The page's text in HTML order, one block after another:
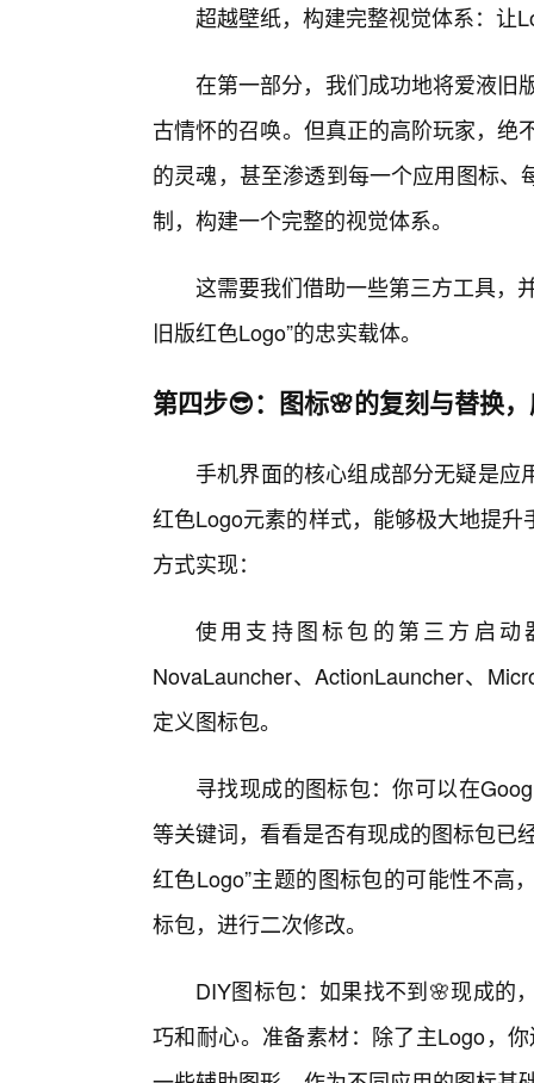
超越壁纸，构建完整视觉体系：让
在第一部分，我们成功地将爱液旧
古情怀的召唤。但真正的高阶玩家，绝
的灵魂，甚至渗透到每一个应用图标
制，构建一个完整的视觉体系。
这需要我们借助一些第三方工具，
旧版红色Logo”的忠实载体。
第四步😎：图标🌸的复刻与替换
手机界面的核心组成部分无疑是应
红色Logo元素的样式，能够极大地提
方式实现：
使用支持图标包的第三方启
NovaLauncher、ActionLauncher、
定义图标包。
寻找现成的图标包：你可以在
等关键词，看看是否有现成的图标包已
红色Logo”主题的图标包的可能性不高
标包，进行二次修改。
DIY图标包：如果找不到🌸现成的
巧和耐心。准备素材：除了主Logo，